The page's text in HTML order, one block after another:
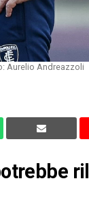
Aurelio Andreazzoli